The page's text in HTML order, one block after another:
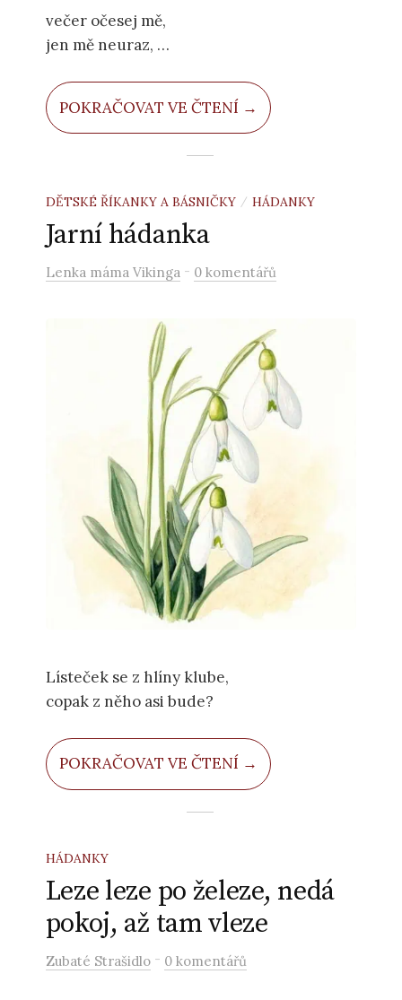
večer očesej mě,
jen mě neuraz,
POKRAČOVAT VE ČTENÍ →
DĚTSKÉ ŘÍKANKY A BÁSNIČKY / HÁDANKY
Jarní hádanka
Lenka máma Vikinga - 0 komentářů
Lísteček se z hlíny klube,
copak z něho asi bude?
POKRAČOVAT VE ČTENÍ →
HÁDANKY
Leze leze po železe, nedá
pokoj, až tam vleze
Zubaté Strašidlo - 0 komentářů